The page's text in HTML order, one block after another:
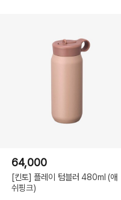
64,000
[킨토] 플레이 텀블러 480ml (애
쉬핑크)